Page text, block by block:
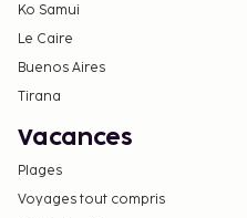
Ko Samui
Le Caire
Buenos Aires
Tirana
Vacances
Plages
Voyages tout compris